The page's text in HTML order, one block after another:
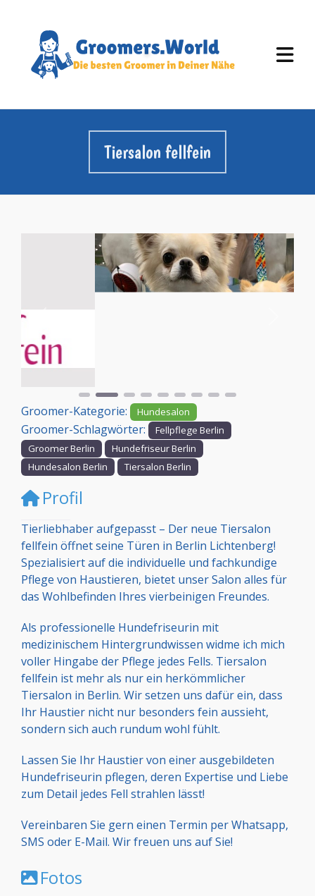
Tiersalon fellfein
Groomer-Kategorie: Hundesalon
Groomer-Schlagwörter:
Fellpflege Berlin
Groomer Berlin
Hundefriseur Berlin
Hundesalon Berlin
Tiersalon Berlin
Profil
Tierliebhaber aufgepasst – Der neue Tiersalon
fellfein öffnet seine Türen in Berlin Lichtenberg!
Spezialisiert auf die individuelle und fachkundige
Pflege von Haustieren, bietet unser Salon alles für
das Wohlbefinden Ihres vierbeinigen Freundes.
Als professionelle Hundefriseurin mit
medizinischem Hintergrundwissen widme ich mich
voller Hingabe der Pflege jedes Fells. Tiersalon
fellfein ist mehr als nur ein herkömmlicher
Tiersalon in Berlin. Wir setzen uns dafür ein, dass
Ihr Haustier nicht nur besonders fein aussieht,
sondern sich auch rundum wohl fühlt.
Lassen Sie Ihr Haustier von einer ausgebildeten
Hundefriseurin pflegen, deren Expertise und Liebe
zum Detail jedes Fell strahlen lässt!
Vereinbaren Sie gern einen Termin per Whatsapp,
SMS oder E-Mail. Wir freuen uns auf Sie!
Fotos